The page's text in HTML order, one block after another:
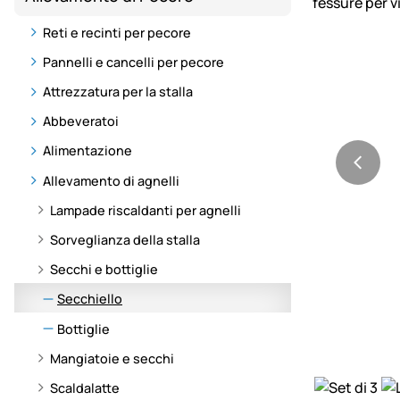
Reti e recinti per pecore
Pannelli e cancelli per pecore
Attrezzatura per la stalla
Abbeveratoi
Alimentazione
Allevamento di agnelli
Lampade riscaldanti per agnelli
Sorveglianza della stalla
Secchi e bottiglie
Secchiello
Bottiglie
Mangiatoie e secchi
Scaldalatte